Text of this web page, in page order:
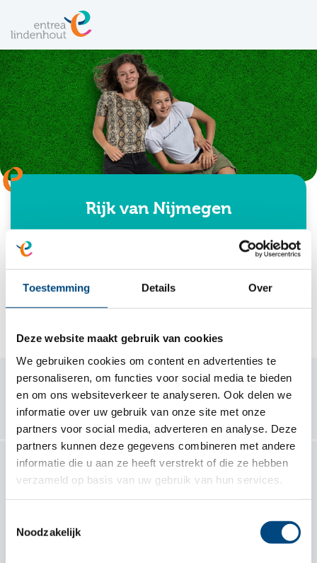
Toestemming Details Over
Deze website maakt gebruik van cookies
We gebruiken cookies om content en advertenties te
personaliseren, om functies voor social media te bieden
en om ons websiteverkeer te analyseren. Ook delen we
informatie over uw gebruik van onze site met onze
partners voor social media, adverteren en analyse. Deze
partners kunnen deze gegevens combineren met andere
informatie die u aan ze heeft verstrekt of die ze hebben
verzameld op basis van uw gebruik van hun services.
Noodzakelijk
Rijk van Nijmegen
Home
Samen voor kind en gezin
Contact
Hengstdal 2